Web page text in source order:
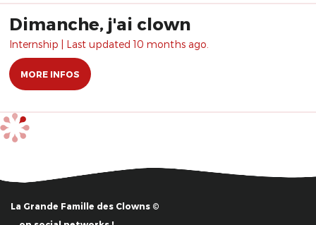
Dimanche, j'ai clown
Internship | Last updated 10 months ago.
MORE INFOS
La Grande Famille des Clowns ©